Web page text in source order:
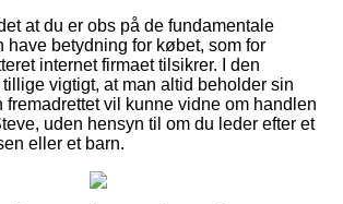
at du er obs på de fundamentale
betydning for købet, som for
internet firmaet tilsikrer. I den
vigtigt, at man altid beholder sin
fremadrettet vil kunne vidne om handlen
uden hensyn til om du leder efter et
eller et barn.